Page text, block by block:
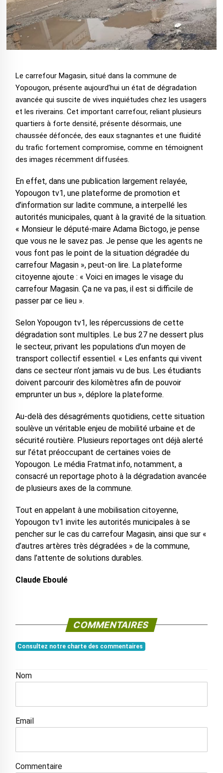
Le carrefour Magasin, situé dans la commune de
Yopougon, présente aujourd’hui un état de dégradation
avancée qui suscite de vives inquiétudes chez les usagers
et les riverains. Cet important carrefour, reliant plusieurs
quartiers à forte densité, présente désormais, une
chaussée défoncée, des eaux stagnantes et une fluidité
du trafic fortement compromise, comme en témoignent
des images récemment diffusées.
En effet, dans une publication largement relayée,
Yopougon tv1, une plateforme de promotion et
d’information sur ladite commune, a interpellé les
autorités municipales, quant à la gravité de la situation.
« Monsieur le député-maire Adama Bictogo, je pense
que vous ne le savez pas. Je pense que les agents ne
vous font pas le point de la situation dégradée du
carrefour Magasin », peut-on lire. La plateforme
citoyenne ajoute : « Voici en images le visage du
carrefour Magasin. Ça ne va pas, il est si difficile de
passer par ce lieu ».
Selon Yopougon tv1, les répercussions de cette
dégradation sont multiples. Le bus 27 ne dessert plus
le secteur, privant les populations d’un moyen de
transport collectif essentiel. « Les enfants qui vivent
dans ce secteur n’ont jamais vu de bus. Les étudiants
doivent parcourir des kilomètres afin de pouvoir
emprunter un bus », déplore la plateforme.
Au-delà des désagréments quotidiens, cette situation
soulève un véritable enjeu de mobilité urbaine et de
sécurité routière. Plusieurs reportages ont déjà alerté
sur l’état préoccupant de certaines voies de
Yopougon. Le média Fratmat.info, notamment, a
consacré un reportage photo à la dégradation avancée
de plusieurs axes de la commune.
Tout en appelant à une mobilisation citoyenne,
Yopougon tv1 invite les autorités municipales à se
pencher sur le cas du carrefour Magasin, ainsi que sur «
d’autres artères très dégradées » de la commune,
dans l’attente de solutions durables.
Claude Eboulé
COMMENTAIRES
Consultez notre charte des commentaires
Nom
Email
Commentaire